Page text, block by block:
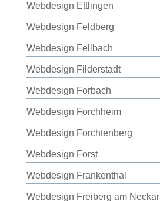
Webdesign Ettlingen
Webdesign Feldberg
Webdesign Fellbach
Webdesign Filderstadt
Webdesign Forbach
Webdesign Forchheim
Webdesign Forchtenberg
Webdesign Forst
Webdesign Frankenthal
Webdesign Freiberg am Neckar